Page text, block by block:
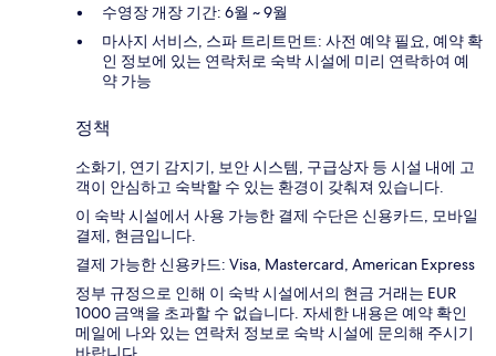
수영장 개장 기간: 6월 ~ 9월
마사지 서비스, 스파 트리트먼트: 사전 예약 필요, 예약 확
인 정보에 있는 연락처로 숙박 시설에 미리 연락하여 예
약 가능
정책
소화기, 연기 감지기, 보안 시스템, 구급상자 등 시설 내에 고
객이 안심하고 숙박할 수 있는 환경이 갖춰져 있습니다.
이 숙박 시설에서 사용 가능한 결제 수단은 신용카드, 모바일
결제, 현금입니다.
결제 가능한 신용카드: Visa, Mastercard, American Express
정부 규정으로 인해 이 숙박 시설에서의 현금 거래는 EUR
1000 금액을 초과할 수 없습니다. 자세한 내용은 예약 확인
메일에 나와 있는 연락처 정보로 숙박 시설에 문의해 주시기